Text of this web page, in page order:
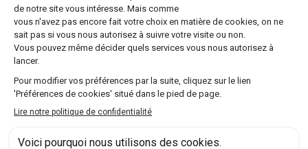
avancée que de la science-fiction. Abritant des milliards
de micro-organismes, il agit comme la première ligne
de défense contre les envahisseurs pathogènes.
Récemment, une recherche publiée par Nature en 2021
a montré que la diversité microbienne pourrait
influencer des aspects variés de la santé, y compris la
gestion poids, l'immunité, voire le développement
liens entre alimentation, microbiome et équilibre